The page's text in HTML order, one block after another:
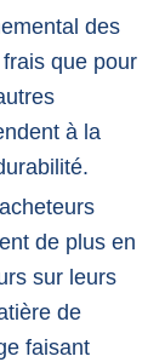
des
que pour
à la
de plus en
sur leurs
de
faisant